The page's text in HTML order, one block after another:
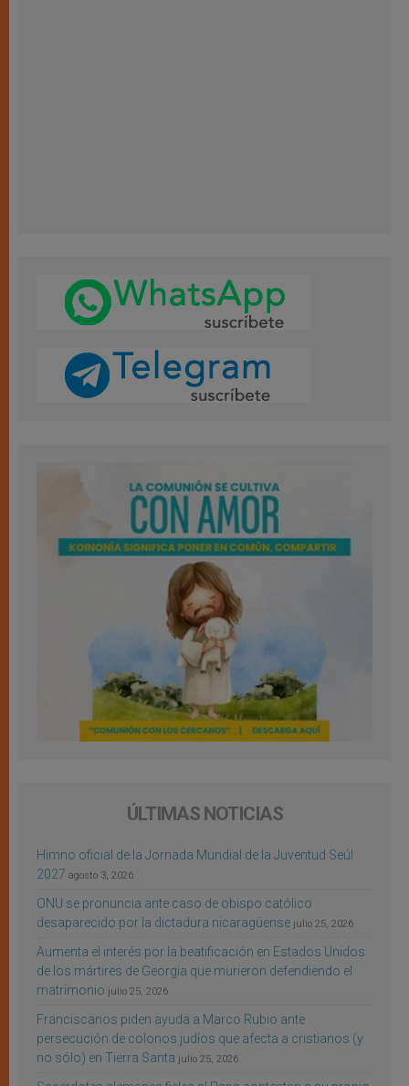
ÚLTIMAS NOTICIAS
Himno oficial de la Jornada Mundial de la Juventud Seúl
2027 agosto 3, 2026
ONU se pronuncia ante caso de obispo católico
desaparecido por la dictadura nicaragüense julio 25, 2026
Aumenta el interés por la beatificación en Estados Unidos
de los mártires de Georgia que murieron defendiendo el
matrimonio julio 25, 2026
Franciscanos piden ayuda a Marco Rubio ante
persecución de colonos judíos que afecta a cristianos (y
no sólo) en Tierra Santa julio 25, 2026